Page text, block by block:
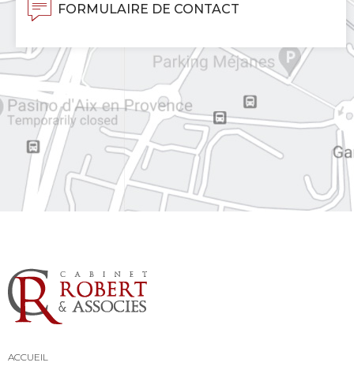
FORMULAIRE DE CONTACT
ACCUEIL